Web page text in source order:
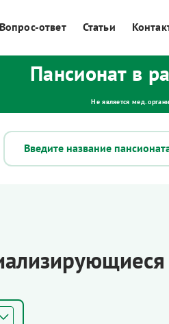
Вопрос-ответ Статьи
Пансионат в
Не является мед.